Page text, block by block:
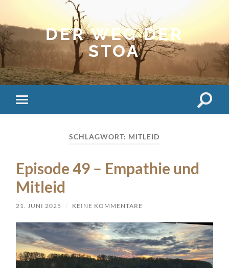
DER WEG DER
STOA
Mobile-
Menü
SCHLAGWORT: MITLEID
Episode 49 – Empathie und
Mitleid
21. JUNI 2025 / KEINE KOMMENTARE